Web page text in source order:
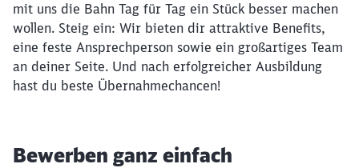
mit uns die Bahn Tag für Tag ein Stück besser machen
wollen. Steig ein: Wir bieten dir attraktive Benefits,
eine feste Ansprechperson sowie ein großartiges Team
an deiner Seite. Und nach erfolgreicher Ausbildung
hast du beste Übernahmechancen!
Bewerben ganz einfach